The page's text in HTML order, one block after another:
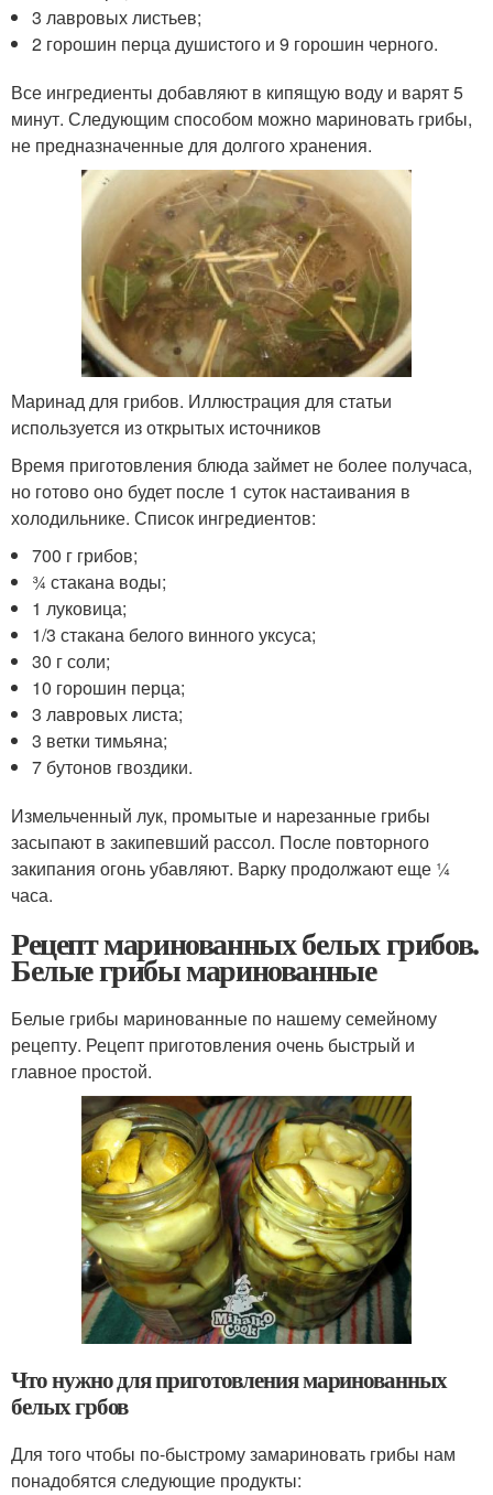
3 лавровых листьев;
2 горошин перца душистого и 9 горошин черного.
Все ингредиенты добавляют в кипящую воду и варят 5
минут. Следующим способом можно мариновать грибы,
не предназначенные для долгого хранения.
Маринад для грибов. Иллюстрация для статьи
используется из открытых источников
Время приготовления блюда займет не более получаса,
но готово оно будет после 1 суток настаивания в
холодильнике. Список ингредиентов:
700 г грибов;
¾ стакана воды;
1 луковица;
1/3 стакана белого винного уксуса;
30 г соли;
10 горошин перца;
3 лавровых листа;
3 ветки тимьяна;
7 бутонов гвоздики.
Измельченный лук, промытые и нарезанные грибы
засыпают в закипевший рассол. После повторного
закипания огонь убавляют. Варку продолжают еще ¼
часа.
Рецепт маринованных белых грибов.
Белые грибы маринованные
Белые грибы маринованные по нашему семейному
рецепту. Рецепт приготовления очень быстрый и
главное простой.
Что нужно для приготовления маринованных
белых грбов
Для того чтобы по-быстрому замариновать грибы нам
понадобятся следующие продукты: